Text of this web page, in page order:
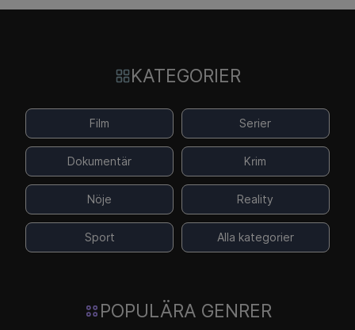
KATEGORIER
Film Serier
Dokumentär Krim
Nöje Reality
Sport Alla kategorier
POPULÄRA GENRER